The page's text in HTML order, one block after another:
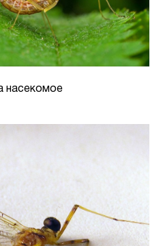
насекомое